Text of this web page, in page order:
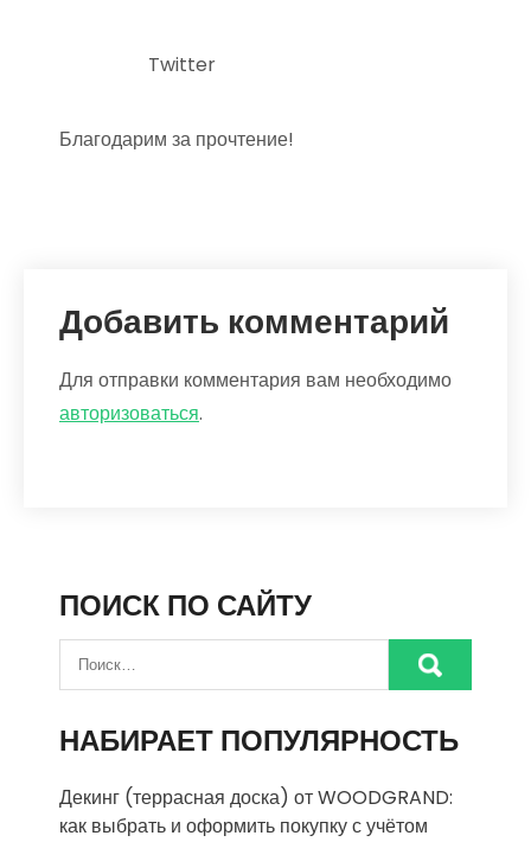
Twitter
Благодарим за прочтение!
Добавить комментарий
Для отправки комментария вам необходимо
авторизоваться.
ПОИСК ПО САЙТУ
НАБИРАЕТ ПОПУЛЯРНОСТЬ
Декинг (террасная доска) от WOODGRAND:
как выбрать и оформить покупку с учётом